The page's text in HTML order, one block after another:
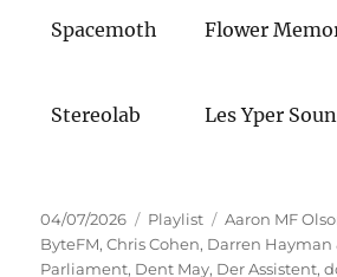
Spacemoth Flower
Stereolab Les Yper
Veröffentlicht
am
04/07/2026 Kategorien
Playlist Schlagwörter
Aaron MF
ByteFM,Chris Cohen, Darren Hayman
Parliament, Dent May, Der Assistent,